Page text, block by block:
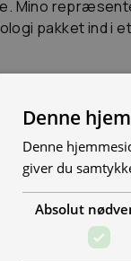
Mino
pakket ind i
Tromox Mino
gør den
vægt på kun 68
den til en drøm
ud på en tur.
Denne
Denne
giver du
Absolut